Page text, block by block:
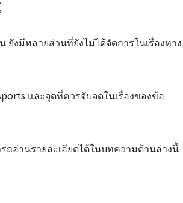
ยังมีหลายส่วนที่ยังไม่ได้จัดการในเรื่องทาง
และจุดที่ควรจับจดในเรื่องของข้อ
ถอ่านรายละเอียดได้ในบทความด้านล่างนี้